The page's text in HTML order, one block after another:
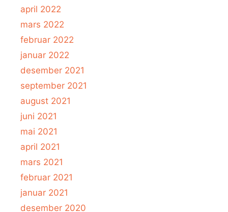
april 2022
mars 2022
februar 2022
januar 2022
desember 2021
september 2021
august 2021
juni 2021
mai 2021
april 2021
mars 2021
februar 2021
januar 2021
desember 2020